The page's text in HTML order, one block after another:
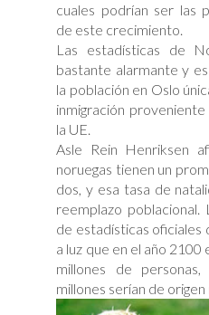
cuales podrían ser las
de este crecimiento.
Las estadísticas de
bastante alarmante y
la población en Oslo
inmigración
la UE.
Asle Rein Henriksen
noruegas tienen un
dos, y esa tasa de
reemplazo poblacional.
de estadísticas oficiales
a luz que en el año
millones de
millones serían de origen